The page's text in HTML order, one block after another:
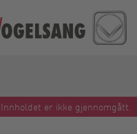
er ikke gjennomgått.